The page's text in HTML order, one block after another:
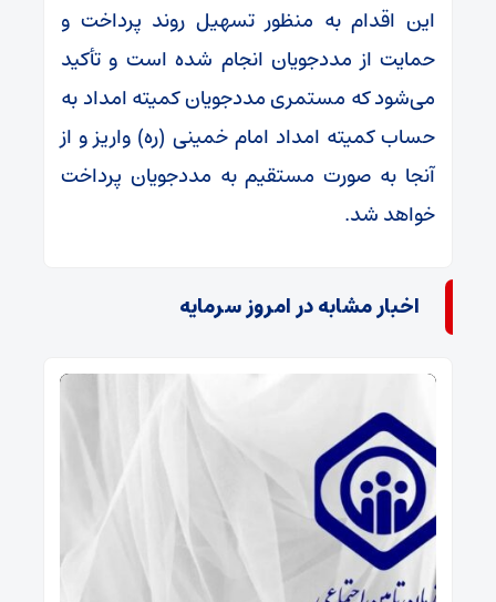
این اقدام به منظور تسهیل روند پرداخت و
حمایت از مددجویان انجام شده است و تأکید
می‌شود که مستمری مددجویان کمیته امداد به
حساب کمیته امداد امام خمینی (ره) واریز و از
آنجا به صورت مستقیم به مددجویان پرداخت
خواهد شد.
اخبار مشابه در امروز سرمایه